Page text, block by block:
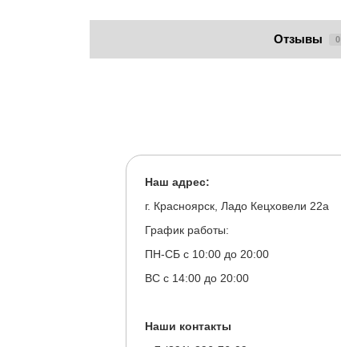
Отзывы 0
Наш адрес:
г. Красноярск, Ладо Кецховели 22а
График работы:
ПН-СБ с 10:00 до 20:00
ВС с 14:00 до 20:00
Наши контакты